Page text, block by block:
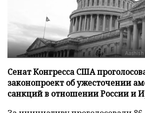
Сенат Конгресса США
законопроект об ужесточении
санкций в отношении России и